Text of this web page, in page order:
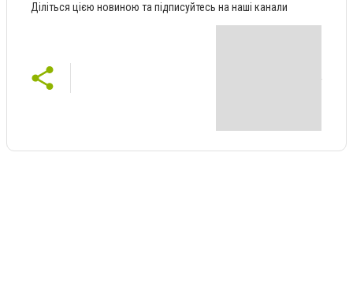
Діліться цією новиною та підписуйтесь на наші канали